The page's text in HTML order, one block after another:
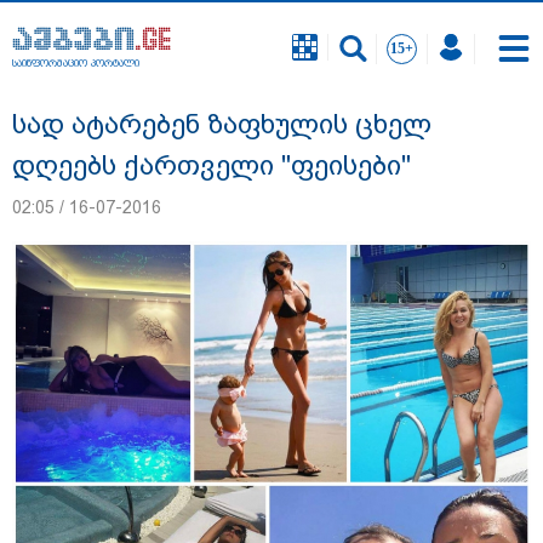
საინფორმაციო პორტალი
გურამ დადიანიძის გაუჩინარების საქმის
ფარგლებში შსს ტერიტორიის ხელახალ
შემოწმებას იწყებს - შსს განცხადებას
ავრცელებს
საინფორმაციო პორტალი
სად ატარებენ ზაფხულის ცხელ
დღეებს ქართველი "ფეისები"
02:05 / 16-07-2016